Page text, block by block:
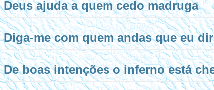
Deus ajuda a quem cedo madruga
Diga-me com quem andas que eu
De boas intenções o inferno está